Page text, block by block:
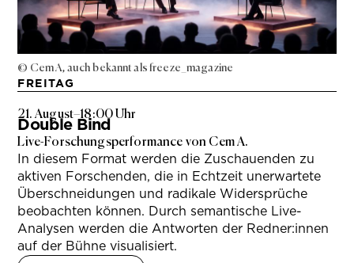
© Cem A, auch bekannt als freeze_magazine
FREITAG
21. August–18:00 Uhr
Double Bind
Live-Forschungsperformance von Cem A.
In diesem Format werden die Zuschauenden zu
aktiven Forschenden, die in Echtzeit unerwartete
Überschneidungen und radikale Widersprüche
beobachten können. Durch semantische Live-
Analysen werden die Antworten der Redner:innen
auf der Bühne visualisiert.